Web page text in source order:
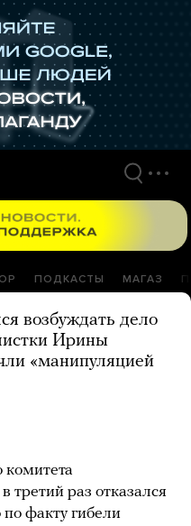
ПОДКАСТЫ МАГАЗ
возбуждать дело
Ирины
«манипуляцией
комитета
третий раз отказался
по факту гибели